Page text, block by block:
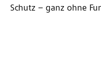
Schutz – ganz ohne